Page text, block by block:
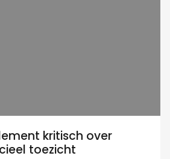
kritisch over
toezicht